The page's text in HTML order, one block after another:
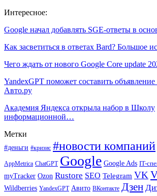
Интересное:
Google начал добавлять SGE-ответы в
Как засветиться в ответах Bard? Большое
Чего ждать от нового Google Core update
YandexGPT поможет составить
Авто.ру
Академия Яндекса открыла набор в Школу
информационной…
Метки
#деньги #кризис #новости компаний
AppMetrica ChatGPT Google Google Ads IT-
myTracker Ozon Rustore SEO Telegram VK
Wildberries YandexGPT Авито ВКонтакте Дзен